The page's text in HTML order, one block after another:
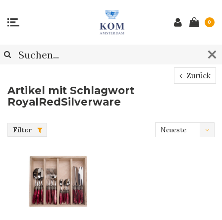
0
Zurück
Artikel mit Schlagwort
RoyalRedSilverware
Filter
Neueste